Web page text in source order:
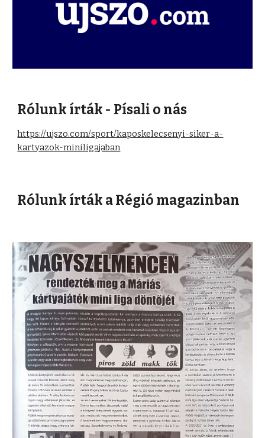
Rólunk írták - Písali o nás
https://ujszo.com/sport/kaposkelecsenyi-siker-a-
kartyazok-miniligajaban
Rólunk írták a Régió magazinban